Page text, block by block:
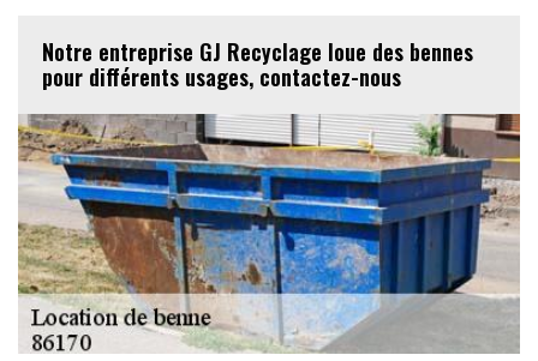
Notre entreprise GJ Recyclage loue des bennes
pour différents usages, contactez-nous